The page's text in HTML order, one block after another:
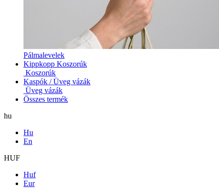
Pálmalevelek
Kippkopp Koszorúk
Koszorúk
Kaspók / Üveg vázák
Üveg vázák
Összes termék
hu
Hu
En
HUF
Huf
Eur